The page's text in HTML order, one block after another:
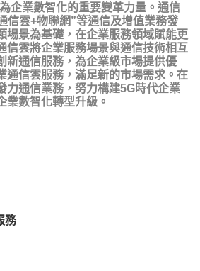
企業數智化的重要變革力量。通信
信雲+物聯網”等通信及增值業務發
場景為基礎，在企業服務領域賦能更
信雲將企業服務場景與通信技術相互
新通信服務​​，為企業級市場提供優
通信雲服務，滿足新的市場需求。在
力通信業務，努力構建5G時代企業
業數智化轉型升級。
務